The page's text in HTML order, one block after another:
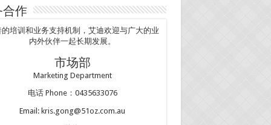
合作
培训和业务支持机制，艾迪欢迎与广大的业
内外伙伴一起长期发展。
市场部
Marketing Department
电话 Phone：0435633076
Email: kris.gong@51oz.com.au